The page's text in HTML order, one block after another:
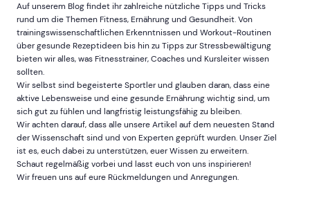
Auf unserem Blog findet ihr zahlreiche nützliche Tipps und Tricks
rund um die Themen Fitness, Ernährung und Gesundheit. Von
trainingswissenschaftlichen Erkenntnissen und Workout-Routinen
über gesunde Rezeptideen bis hin zu Tipps zur Stressbewältigung
bieten wir alles, was Fitnesstrainer, Coaches und Kursleiter wissen
sollten.
Wir selbst sind begeisterte Sportler und glauben daran, dass eine
aktive Lebensweise und eine gesunde Ernährung wichtig sind, um
sich gut zu fühlen und langfristig leistungsfähig zu bleiben.
Wir achten darauf, dass alle unsere Artikel auf dem neuesten Stand
der Wissenschaft sind und von Experten geprüft wurden. Unser Ziel
ist es, euch dabei zu unterstützen, euer Wissen zu erweitern.
Schaut regelmäßig vorbei und lasst euch von uns inspirieren!
Wir freuen uns auf eure Rückmeldungen und Anregungen.